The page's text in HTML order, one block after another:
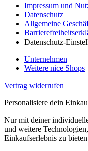
Impressum und
Datenschutz
Allgemeine
Datenschutz-
Unternehmen
Weitere nice Shops
Vertrag widerrufen
Personalisiere dein
Nur mit deiner
und weitere
Einkaufserlebnis zu